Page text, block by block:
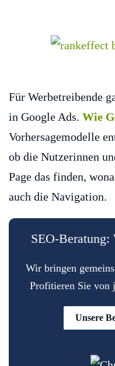
Für Werbetreibende
in Google Ads. Wie
Vorhersagemodelle
ob die Nutzerinnen
Page das finden,
auch die Navigation.
SEO-
Wir bringen
Profitieren Sie von
Unsere